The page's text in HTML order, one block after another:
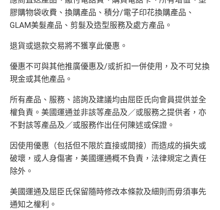
用（2026年起有條件）
最新已經加埋Intervals(小食飲品套餐) 可以去R
留意AE Explorer可以用既Lounge唔係
rion Lounge而係環亞機場貴賓室
每年簽賬達HK$150,000，可獲豁免下年度HK
附屬卡而無須繳付年費
AE
積分無限期，AE積分可兌換至10間航空公司夥伴之
飛行里數（行政費亦將全免）：Asia Miles, Avios、E
mirates、Finnair及KrisFlyer等里數計劃都有份：18,00
0運通積分= 1,000里→
AE積分兌換里數
行程（2024年9月30日前：150AE 積分兌換至HK
$1）、酒店積分（
賞
#
申請完填FormMrMiles.hk/ap-form賺多88里賞
金#❗️（由里先生派出🎯38新會員+成功批卡50額
以上加總，迎新有760,000 AE積分(相等於42,222里數)+H
K$50簽賬回贈，獎賞由AE直接存入。同埋有 88里賞金#
(由里先生派出)， 獎賞將於
簽賬後16星期或以內
員之基本卡的美國運通積分計劃戶口內。
新客戶立即申請：MrMiles.hk/ae-charge-
application/
現有客戶立即申請
（記得揀返想要嘅迎新連結申請，一經申請無得更改。如
果用iPhone/Mac的話會可能有Adblock
ssential到先唔需要急住燒晒啲分
低級別信用卡都仲可以換到飛行里數，雖然要手續費
電影禮遇 ：專享香港百老匯院線4DX、3D、2D及 IMA
X 電影正價戲票9折優惠
膠購物袋收費、換購產品、積分/電子印花換購產品、
GLAM美髮產品、剪髮及造型服務及處方產品。
退貨或退款交易將不獲享此優惠。
優惠不可與其他推廣優惠及/或折扣一併使用，及不可兌換
現金或其他產品。
所有產品、服務、諮詢及建議均由屈臣氏向會員提供並全
權負責。美國運通並非該等產品及／或服務之提供者，亦
不對該等產品及／或服務作出任何陳述或保證。
因使用優惠（包括但不限於直接或間接）而造成的損失或
破壞，或人身傷害，美國運通概不負責，法律規定之責任
除外。
美國運通及屈臣氏保留隨時修改本條款及細則而毋須事先
通知之權利。